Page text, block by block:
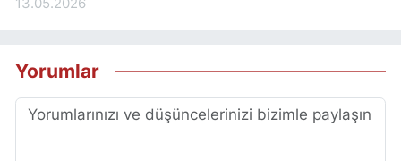
13.05.2026
Yorumlar